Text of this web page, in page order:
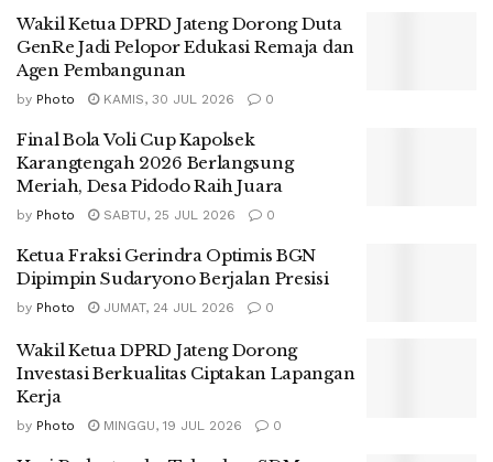
Wakil Ketua DPRD Jateng Dorong Duta
GenRe Jadi Pelopor Edukasi Remaja dan
Agen Pembangunan
by Photo KAMIS, 30 JUL 2026 0
Final Bola Voli Cup Kapolsek
Karangtengah 2026 Berlangsung
Meriah, Desa Pidodo Raih Juara
by Photo SABTU, 25 JUL 2026 0
Ketua Fraksi Gerindra Optimis BGN
Dipimpin Sudaryono Berjalan Presisi
by Photo JUMAT, 24 JUL 2026 0
Wakil Ketua DPRD Jateng Dorong
Investasi Berkualitas Ciptakan Lapangan
Kerja
by Photo MINGGU, 19 JUL 2026 0